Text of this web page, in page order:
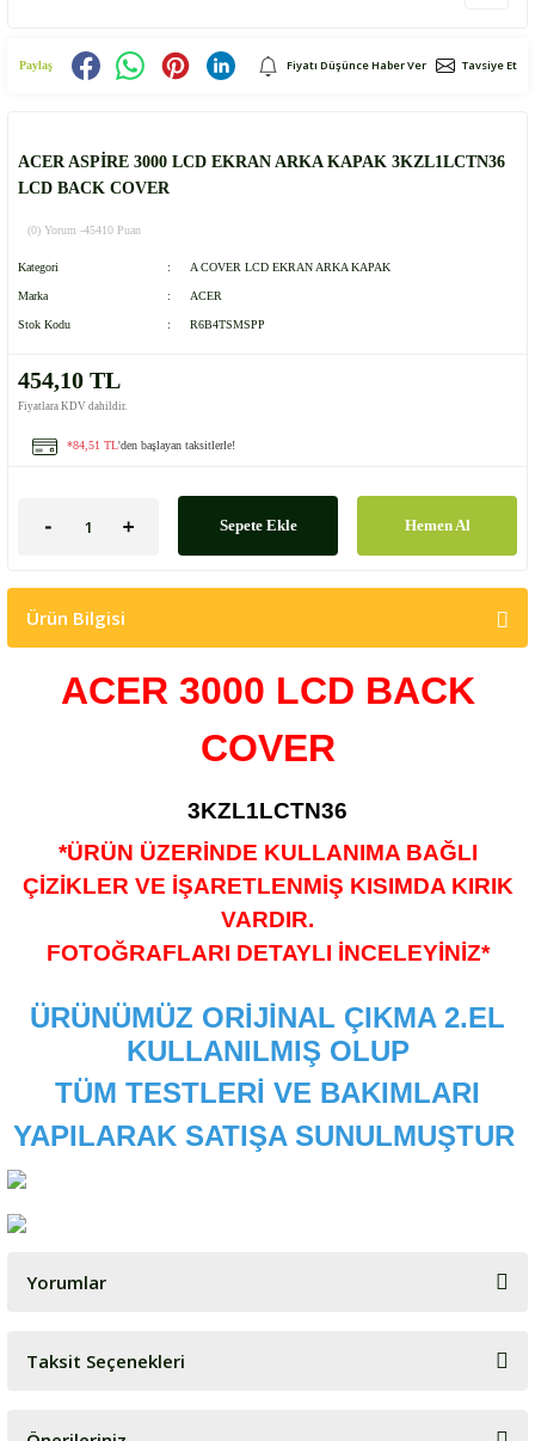
Paylaş Fiyatı Düşünce Haber Ver Tavsiye Et
ACER ASPİRE 3000 LCD EKRAN ARKA KAPAK 3KZL1LCTN36
LCD BACK COVER
(0) Yorum -45410 Puan
Kategori A COVER LCD EKRAN ARKA KAPAK
Marka ACER
Stok Kodu R6B4TSMSPP
454,10 TL
Fiyatlara KDV dahildir.
*84,51 TL'den başlayan taksitlerle!
Sepete Ekle Hemen Al
Ürün Bilgisi
ACER 3000 LCD BACK
COVER
3KZL1LCTN36
*ÜRÜN ÜZERİNDE KULLANIMA BAĞLI
ÇİZİKLER VE İŞARETLENMİŞ KISIMDA KIRIK
VARDIR.
FOTOĞRAFLARI DETAYLI İNCELEYİNİZ*
ÜRÜNÜMÜZ ORİJİNAL ÇIKMA 2.EL
KULLANILMIŞ OLUP
TÜM TESTLERİ VE BAKIMLARI
YAPILARAK SATIŞA SUNULMUŞTUR
Yorumlar
Bu ürüne ilk yorumu siz yapın!
Taksit Seçenekleri